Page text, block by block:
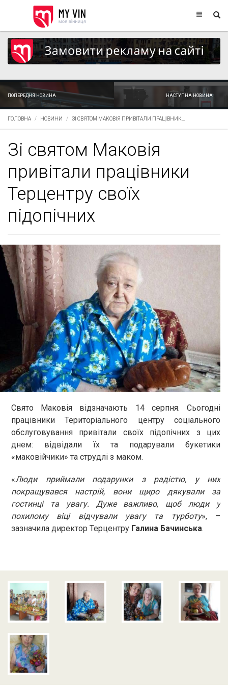
ПОПЕРЕДНЯ НОВИНА НАСТУПНА НОВИНА
ГОЛОВНА НОВИНИ ЗІ СВЯТОМ МАКОВІЯ ПРИВІТАЛИ ПРАЦІВНИК...
Зі святом Маковія
привітали працівники
Терцентру своїх
підопічних
Свято Маковія відзначають 14 серпня. Сьогодні
працівники Територіального центру соціального
обслуговування привітали своїх підопічних з цих
днем: відвідали їх та подарували букетики
«маковійчики» та струдлі з маком.
«Люди приймали подарунки з радістю, у них
покращувався настрій, вони щиро дякували за
гостинці та увагу. Дуже важливо, щоб люди у
похилому віці відчували увагу та турботу», –
зазначила директор Терцентру Галина Бачинська.